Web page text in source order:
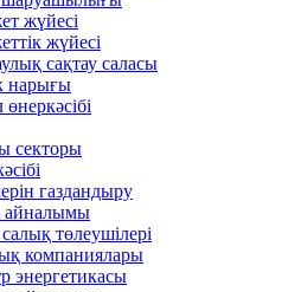
жүйесі
жүйесі
сақтау саласы
нарығы
секторы
газдандыру
айналымы
төлеушілері
компаниялары
энергетикасы